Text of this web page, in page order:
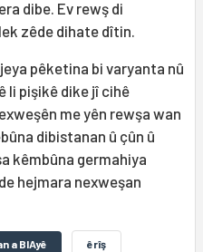
dibe. Ev rewş di
zêde dihate dîtin.
pêketina bi varyanta nû
li pişikê dike jî cihê
me yên rewşa wan
dibistanan û çûn û
kêmbûna germahiya
hejmara nexweşan
a BIAyê êrîş